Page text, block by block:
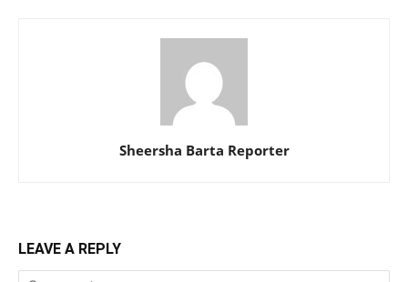
Sheersha Barta Reporter
LEAVE A REPLY